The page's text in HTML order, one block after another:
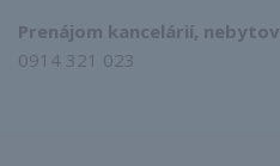
Prenájom kancelárií,
0914 321 023​